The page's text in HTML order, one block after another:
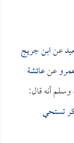
عنابن جريج
عنعائشة
وسلم أنه قال:
تستحي